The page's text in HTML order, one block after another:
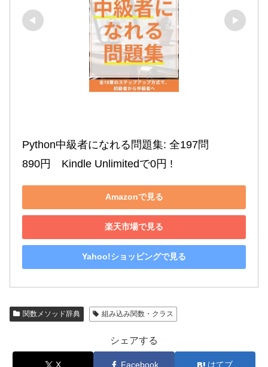
Python中級者になれる問題集: 全197問
890円　Kindle Unlimitedで0円 !
Amazonで見る
楽天市場で見る
Yahoo!ショッピングで見る
関数メソッド辞典 組み込み関数・クラス
シェアする
X Facebook はてブ